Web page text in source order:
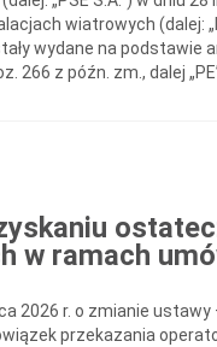
wiatrowych (dalej:
wydane na podstawie
266 z późn. zm., dalej
w ramach
2026 r. o zmianie
przekazania